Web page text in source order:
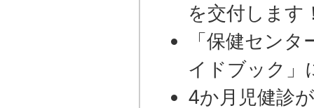
を交付します
「保健セン
イドブック」
4か月児健診